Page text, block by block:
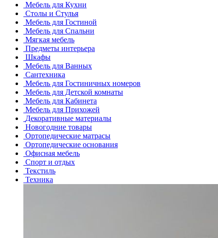
Мебель для Кухни
Столы и Стулья
Мебель для Гостиной
Мебель для Спальни
Мягкая мебель
Предметы интерьера
Шкафы
Мебель для Ванных
Сантехника
Мебель для Гостиничных номеров
Мебель для Детской комнаты
Мебель для Кабинета
Мебель для Прихожей
Декоративные материалы
Новогодние товары
Ортопедические матрасы
Ортопедические основания
Офисная мебель
Спорт и отдых
Текстиль
Техника